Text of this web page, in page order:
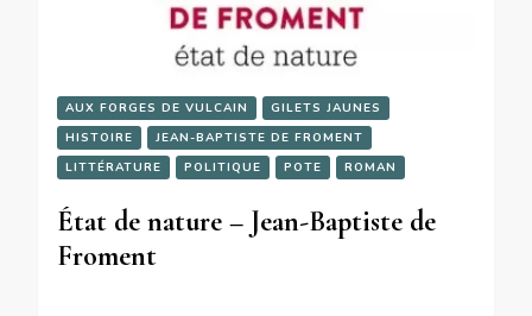
AUX FORGES DE VULCAIN
GILETS JAUNES
HISTOIRE
JEAN-BAPTISTE DE FROMENT
LITTÉRATURE
POLITIQUE POTE ROMAN
État de nature – Jean-Baptiste de
Froment